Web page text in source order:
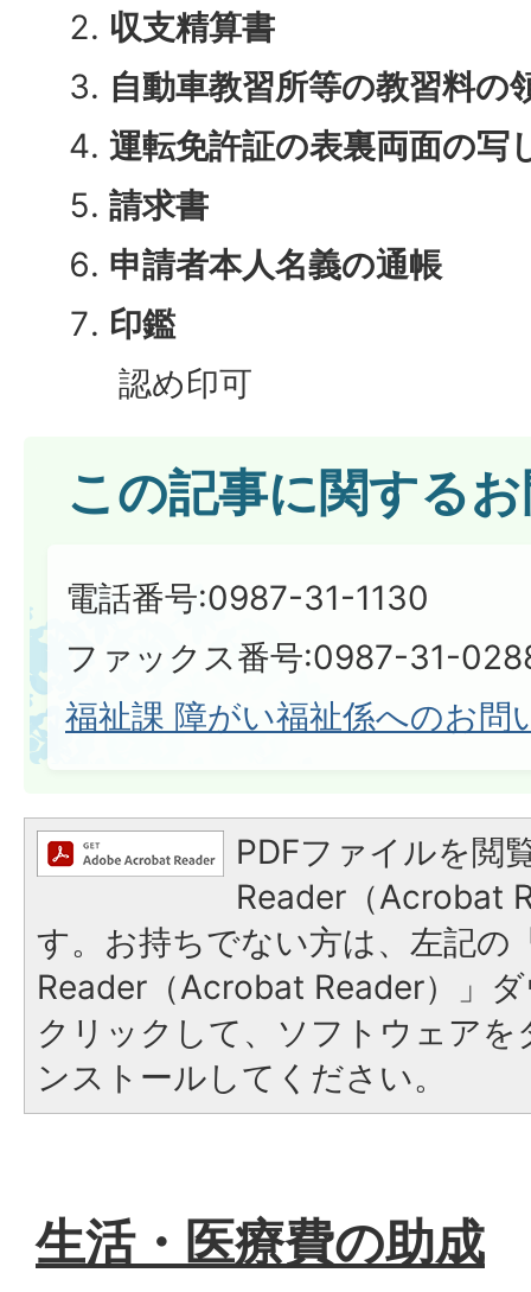
収支精算書
自動車教習所等の教習料の
運転免許証の表裏両面の写
請求書
申請者本人名義の通帳
印鑑
認め印可
この記事に関する
電話番号:0987-31-1130
ファックス番号:0987-31-
福祉課 障がい福祉係へのお問
PDFファイルを閲
Reader（Acrobat
す。お持ちでない方は、左記の
Reader（Acrobat Reader）」
クリックして、ソフトウェア
ンストールしてください。
生活・医療費の助成